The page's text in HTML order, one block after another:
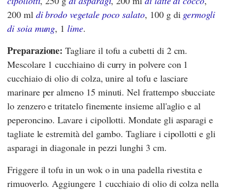
200 ml di brodo vegetale poco salato, 100 g di germogli
di soia mung, 1lime.
Preparazione: Tagliare il tofu a cubetti di 2 cm.
Mescolare 1 cucchiaino di curry in polvere con 1
cucchiaio di olio di colza, unire al tofu e lasciare
marinare per almeno 15 minuti. Nel frattempo sbucciate
lo zenzero e tritatelo finemente insieme all'aglio e al
peperoncino. Lavare i cipollotti. Mondate gli asparagi e
tagliate le estremità del gambo. Tagliare i cipollotti e gli
asparagi in diagonale in pezzi lunghi 3 cm.
Friggere il tofu in un wok o in una padella rivestita e
rimuoverlo. Aggiungere 1 cucchiaio di olio di colza nella